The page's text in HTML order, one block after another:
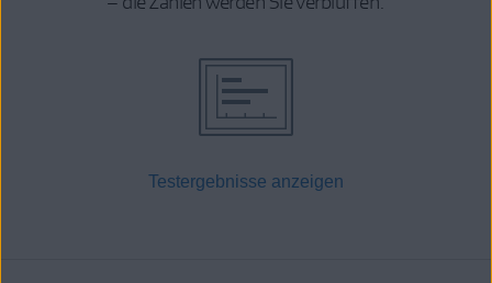
Testergebnisse anzeigen